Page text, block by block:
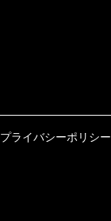
プライバシーポリシー